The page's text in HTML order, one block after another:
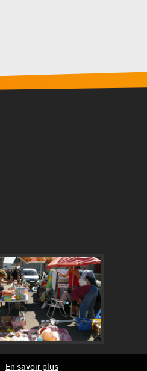
En savoir plus